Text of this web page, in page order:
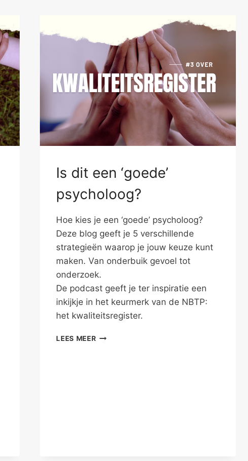
Is dit een ‘goede’
psycholoog?
Hoe kies je een ‘goede’ psycholoog?
Deze blog geeft je 5 verschillende
strategieën waarop je jouw keuze kunt
maken. Van onderbuik gevoel tot
onderzoek.
De podcast geeft je ter inspiratie een
inkijkje in het keurmerk van de NBTP:
het kwaliteitsregister.
LEES MEERIS